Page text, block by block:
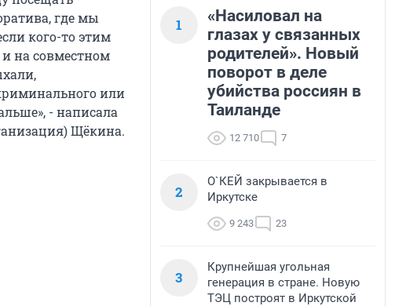
где мы
кого-то этим
на совместном
или
- написала
Щёкина.
1
«Насиловал на
глазах у связанных
родителей». Новый
поворот в деле
убийства россиян в
Таиланде
12 710 7
2
О`КЕЙ закрывается в
Иркутске
9 243 23
3
Крупнейшая угольная
генерация в стране. Новую
ТЭЦ построят в Иркутской